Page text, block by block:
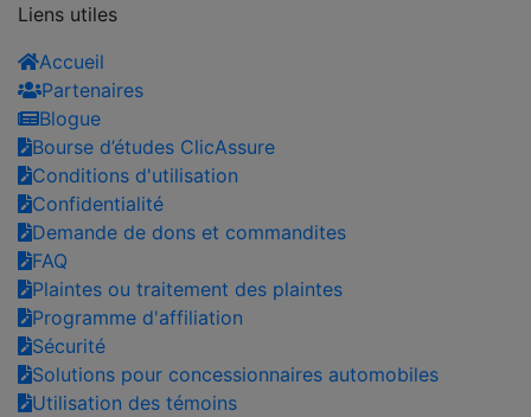
Liens utiles
Accueil
Partenaires
Blogue
Bourse d’études ClicAssure
Conditions d'utilisation
Confidentialité
Demande de dons et commandites
FAQ
Plaintes ou traitement des plaintes
Programme d'affiliation
Sécurité
Solutions pour concessionnaires automobiles
Utilisation des témoins